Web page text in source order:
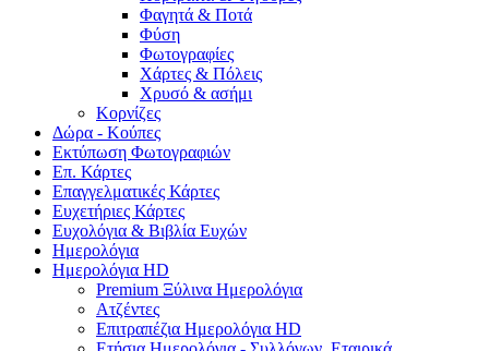
Φαγητά & Ποτά
Φύση
Φωτογραφίες
Χάρτες & Πόλεις
Χρυσό & ασήμι
Κορνίζες
Δώρα - Κούπες
Εκτύπωση Φωτογραφιών
Επ. Κάρτες
Επαγγελματικές Κάρτες
Ευχετήριες Κάρτες
Ευχολόγια & Βιβλία Ευχών
Ημερολόγια
Ημερολόγια HD
Premium Ξύλινα Ημερολόγια
Ατζέντες
Επιτραπέζια Ημερολόγια HD